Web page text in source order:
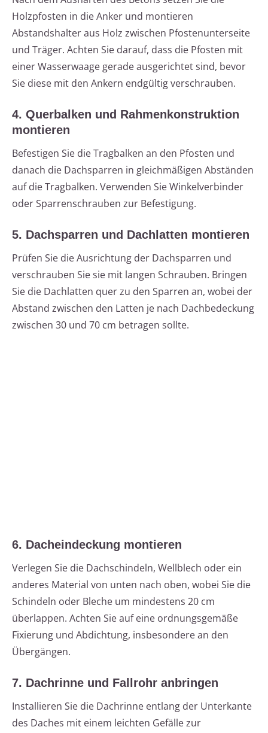
Holzpfosten in die Anker und montieren
Abstandshalter aus Holz zwischen Pfostenunterseite
und Träger. Achten Sie darauf, dass die Pfosten mit
einer Wasserwaage gerade ausgerichtet sind, bevor
Sie diese mit den Ankern endgültig verschrauben.
4. Querbalken und Rahmenkonstruktion
montieren
Befestigen Sie die Tragbalken an den Pfosten und
danach die Dachsparren in gleichmäßigen Abständen
auf die Tragbalken. Verwenden Sie Winkelverbinder
oder Sparrenschrauben zur Befestigung.
5. Dachsparren und Dachlatten montieren
Prüfen Sie die Ausrichtung der Dachsparren und
verschrauben Sie sie mit langen Schrauben. Bringen
Sie die Dachlatten quer zu den Sparren an, wobei der
Abstand zwischen den Latten je nach Dachbedeckung
zwischen 30 und 70 cm betragen sollte.
6. Dacheindeckung montieren
Verlegen Sie die Dachschindeln, Wellblech oder ein
anderes Material von unten nach oben, wobei Sie die
Schindeln oder Bleche um mindestens 20 cm
überlappen. Achten Sie auf eine ordnungsgemäße
Fixierung und Abdichtung, insbesondere an den
Übergängen.
7. Dachrinne und Fallrohr anbringen
Installieren Sie die Dachrinne entlang der Unterkante
des Daches mit einem leichten Gefälle zur